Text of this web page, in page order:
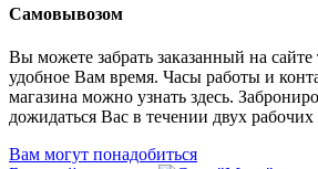
Самовывозом
Вы можете забрать заказанный на
удобное Вам время. Часы работы и
магазина можно узнать здесь.
дожидаться Вас в течении двух рабочих
Вам могут понадобиться